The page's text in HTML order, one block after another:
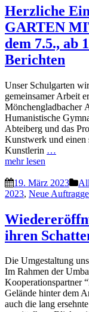
Herzliche
GARTEN
dem 7.5., ab
Berichten
Unser Schulgarten
gemeinsamer Arbeit
Mönchengladbacher
Humanistische
Abteiberg und das
Kunstwerk und einen
Kunstlerin …
mehr lesen
19. März 2023
2023, Neue
ihren
Die Umgestaltung
Im Rahmen der
Kooperationspartner
Gelände hinter dem
auch die lang